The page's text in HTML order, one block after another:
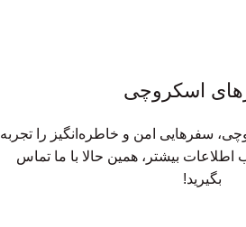
اسکروچی
سفرهایی امن و خاطره‌انگیز را تجربه
بیشتر، همین حالا با ما تماس
بگیرید!